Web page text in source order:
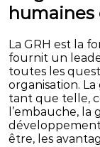
humaines
La GRH est la
fournit un
toutes les
organisation.
tant que telle,
l’embauche,
développement
être, les